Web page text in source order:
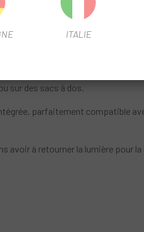
approchant par l'arrière sont
la visibilité du conducteur.
sur des sacs à dos.
parfaitement compatible
avoir à retourner la lumière pour
ITALIE